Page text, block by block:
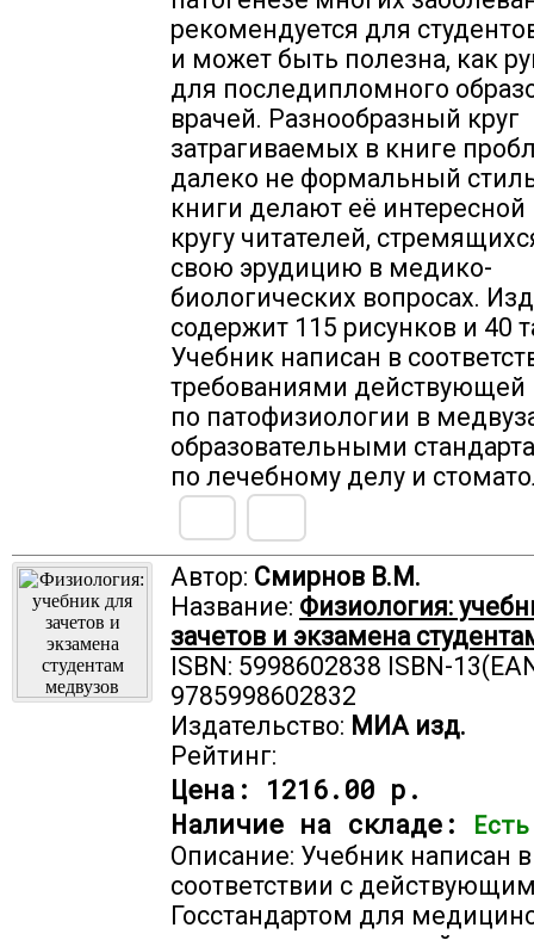
рекомендуется для
и может быть полезна, как
для последипломного
врачей. Разнообразный круг
затрагиваемых в книге
далеко не формальный
книги делают её
кругу читателей,
свою эрудицию в медико-
биологических вопросах.
содержит 115 рисунков и 40
Учебник написан в
требованиями
по патофизиологии в
образовательными
по лечебному делу и
Автор: Смирнов В.М.
Название: Физиология:
зачетов и экзамена
ISBN: 5998602838 ISBN-
9785998602832
Издательство: МИА изд.
Рейтинг:
Цена: 1216.00 р.
Наличие на складе:
Описание: Учебник написан в
соответствии с
Госстандартом для